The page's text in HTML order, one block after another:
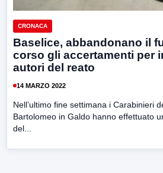
CRONACA
Baselice, abbandonano il
corso gli accertamenti per
autori del reato
14 MARZO 2022
Nell’ultimo fine settimana i Carabinieri
Bartolomeo in Galdo hanno effettuato
del...